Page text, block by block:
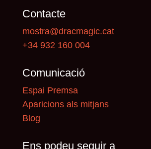
Contacte
mostra@dracmagic.cat
+34 932 160 004
Comunicació
Espai Premsa
Aparicions als mitjans
Blog
Ens podeu seguir a